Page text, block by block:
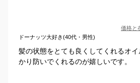
価格と
ドーナッツ大好き(40代・男性)
髪の状態をとても良くしてくれるオ
かり防いでくれるのが嬉しいです。